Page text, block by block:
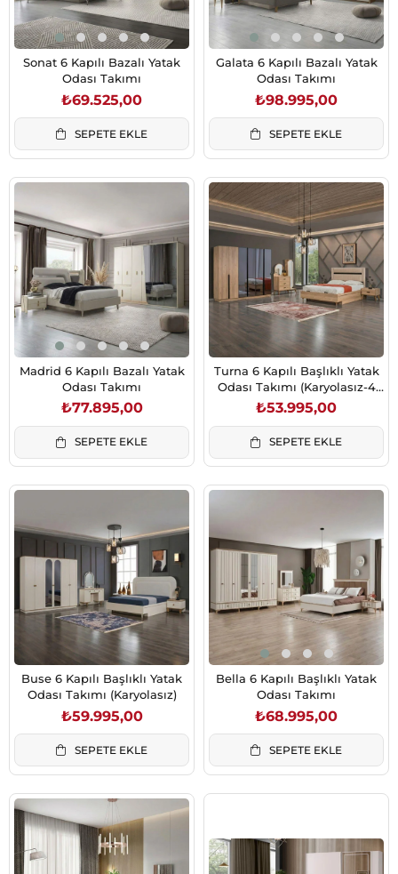
Sonat 6 Kapılı Bazalı Yatak
Odası Takımı
₺69.525,00
SEPETE EKLE
Galata 6 Kapılı Bazalı Yatak
Odası Takımı
₺98.995,00
SEPETE EKLE
Madrid 6 Kapılı Bazalı Yatak
Odası Takımı
₺77.895,00
SEPETE EKLE
Turna 6 Kapılı Başlıklı Yatak
Odası Takımı (Karyolasız-4
Aynalı)
₺53.995,00
SEPETE EKLE
Buse 6 Kapılı Başlıklı Yatak
Odası Takımı (Karyolasız)
₺59.995,00
SEPETE EKLE
Bella 6 Kapılı Başlıklı Yatak
Odası Takımı
₺68.995,00
SEPETE EKLE